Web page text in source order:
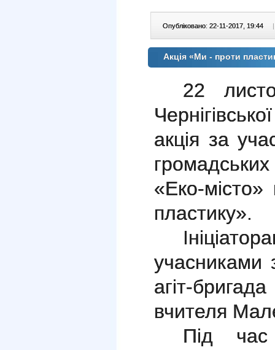
Опубліковано: 22-11-2017, 19:44
Акція «Ми - проти
22
акція за
«Еко-
пластику».
учасниками
агіт-
вчителя
Під